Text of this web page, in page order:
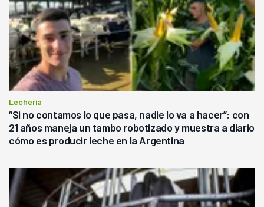
Lechería
“Si no contamos lo que pasa, nadie lo va a hacer”: con
21 años maneja un tambo robotizado y muestra a diario
cómo es producir leche en la Argentina